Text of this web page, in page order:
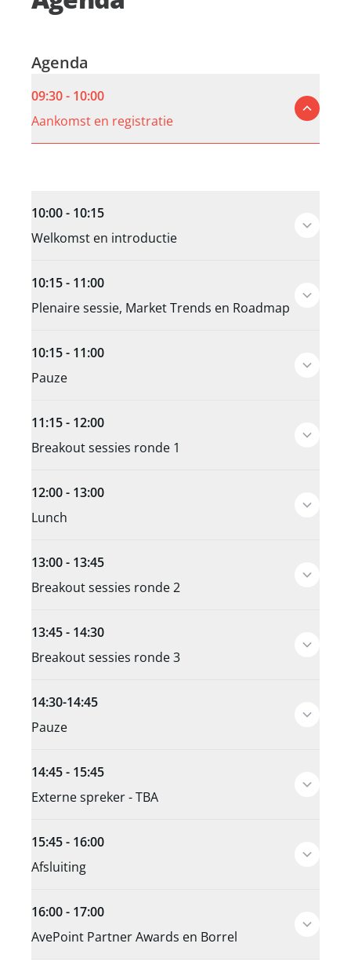
Agenda
09:30 - 10:00
Aankomst en registratie
10:00 - 10:15
Welkomst en introductie
10:15 - 11:00
Plenaire sessie, Market Trends en Roadmap
10:15 - 11:00
Pauze
11:15 - 12:00
Breakout sessies ronde 1
12:00 - 13:00
Lunch
13:00 - 13:45
Breakout sessies ronde 2
13:45 - 14:30
Breakout sessies ronde 3
14:30-14:45
Pauze
14:45 - 15:45
Externe spreker - TBA
15:45 - 16:00
Afsluiting
16:00 - 17:00
AvePoint Partner Awards en Borrel